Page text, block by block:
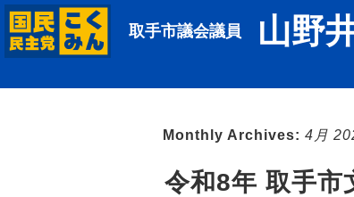
取手市議会議員 山野
Monthly Archives: 4月
令和8年 取手市